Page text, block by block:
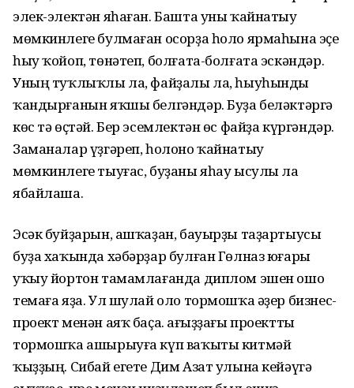
элек-электән яһаған. Башта уны ҡайнатыу
мөмкинлеге булмаған осорҙа һоло ярмаһына эҫе
һыу ҡойоп, төнәтеп, болғата-болғата эскәндәр.
Уның туҡлыҡлы ла, файҙалы ла, һыуһынды
ҡандырғанын яҡшы белгәндәр. Буҙа беләктәргә
көс тә өҫтәй. Бер эсемлектән өс файҙа күргәндәр.
Заманалар үҙгәреп, һолоно ҡайнатыу
мөмкинлеге тыуғас, буҙаны яһау ысулы ла
ябайлаша.
Эсәк буйҙарын, ашҡаҙан, бауырҙы таҙартыусы
буҙа хаҡында хәбәрҙар булған Гөлназ юғары
уҡыу йортон тамамлағанда диплом эшен ошо
темаға яҙа. Ул шулай оло тормошҡа әҙер бизнес-
проект менән аяҡ баҫа. Ҡағыҙҙағы проектты
тормошҡа ашырыуға күп ваҡыты китмәй
ҡыҙҙың. Сибай егете Дим Азат улына кейәүгә